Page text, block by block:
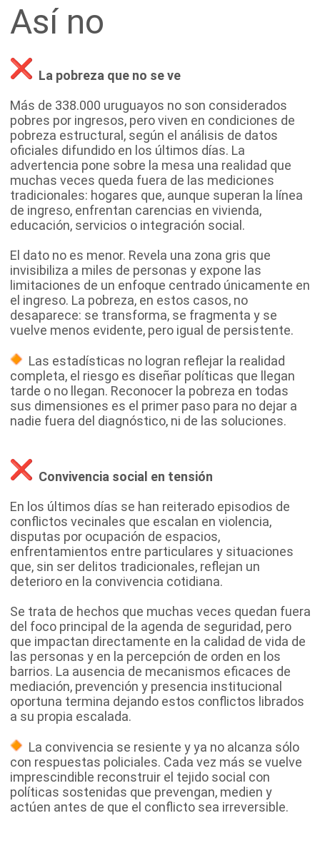
Así no
La pobreza que no se ve
Más de 338.000 uruguayos no son considerados
pobres por ingresos, pero viven en condiciones de
pobreza estructural, según el análisis de datos
oficiales difundido en los últimos días. La
advertencia pone sobre la mesa una realidad que
muchas veces queda fuera de las mediciones
tradicionales: hogares que, aunque superan la línea
de ingreso, enfrentan carencias en vivienda,
educación, servicios o integración social.
El dato no es menor. Revela una zona gris que
invisibiliza a miles de personas y expone las
limitaciones de un enfoque centrado únicamente en
el ingreso. La pobreza, en estos casos, no
desaparece: se transforma, se fragmenta y se
vuelve menos evidente, pero igual de persistente.
Las estadísticas no logran reflejar la realidad
completa, el riesgo es diseñar políticas que llegan
tarde o no llegan. Reconocer la pobreza en todas
sus dimensiones es el primer paso para no dejar a
nadie fuera del diagnóstico, ni de las soluciones.
Convivencia social en tensión
En los últimos días se han reiterado episodios de
conflictos vecinales que escalan en violencia,
disputas por ocupación de espacios,
enfrentamientos entre particulares y situaciones
que, sin ser delitos tradicionales, reflejan un
deterioro en la convivencia cotidiana.
Se trata de hechos que muchas veces quedan fuera
del foco principal de la agenda de seguridad, pero
que impactan directamente en la calidad de vida de
las personas y en la percepción de orden en los
barrios. La ausencia de mecanismos eficaces de
mediación, prevención y presencia institucional
oportuna termina dejando estos conflictos librados
a su propia escalada.
La convivencia se resiente y ya no alcanza sólo
con respuestas policiales. Cada vez más se vuelve
imprescindible reconstruir el tejido social con
políticas sostenidas que prevengan, medien y
actúen antes de que el conflicto sea irreversible.